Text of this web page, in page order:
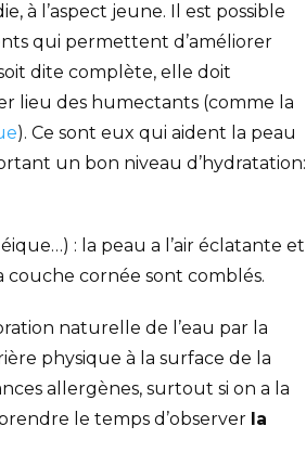
à l’aspect jeune. Il est possible
qui permettent d’améliorer
dite complète, elle doit
lieu des humectants (comme la
). Ce sont eux qui aident la peau
un bon niveau d’hydratation:
: la peau a l’air éclatante et
couche cornée sont comblés.
naturelle de l’eau par la
physique à la surface de la
allergènes, surtout si on a la
le temps d’observer la